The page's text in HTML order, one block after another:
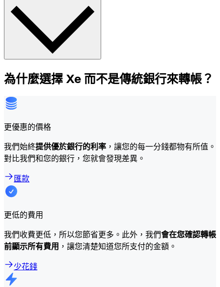
為什麼選擇 Xe 而不是傳統銀行來轉帳？
更優惠的價格
我們始終提供優於銀行的利率 ，讓您的每一分錢都物有所值。
對比我們和您的銀行，您就會發現差異。
匯款
更低的費用
我們收費更低，所以您節省更多。此外，我們會在您確認轉帳
前顯示所有費用 ，讓您清楚知道您所支付的金額。
少花錢